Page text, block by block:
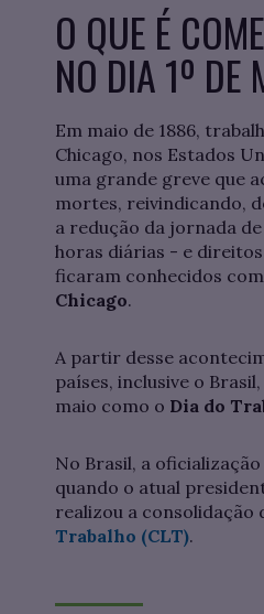
O QUE É
NO DIA 1º DE
Em maio de 1886,
Chicago, nos Estados
uma grande greve que
mortes, reivindicando,
a redução da jornada
horas diárias - e
ficaram conhecidos
Chicago.
A partir desse
países, inclusive o
maio como o Dia do
No Brasil, a
quando o atual
realizou a consolidação
Trabalho (CLT).